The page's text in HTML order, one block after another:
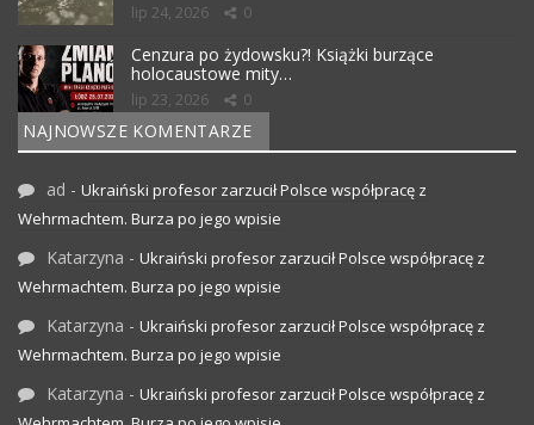
lip 24, 2026 0
Cenzura po żydowsku?! Książki burzące
holocaustowe mity…
lip 23, 2026 0
NAJNOWSZE KOMENTARZE
ad - Ukraiński profesor zarzucił Polsce współpracę z
Wehrmachtem. Burza po jego wpisie
Katarzyna - Ukraiński profesor zarzucił Polsce współpracę z
Wehrmachtem. Burza po jego wpisie
Katarzyna - Ukraiński profesor zarzucił Polsce współpracę z
Wehrmachtem. Burza po jego wpisie
Katarzyna - Ukraiński profesor zarzucił Polsce współpracę z